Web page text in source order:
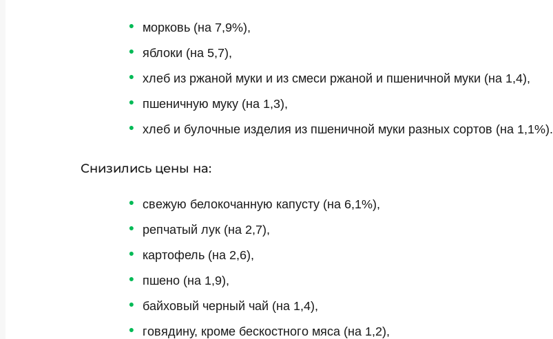
морковь (на 7,9%),
яблоки (на 5,7),
хлеб из ржаной муки и из смеси ржаной и пшеничной муки (на 1,4),
пшеничную муку (на 1,3),
хлеб и булочные изделия из пшеничной муки разных сортов (на 1,1%).
Снизились цены на:
свежую белокочанную капусту (на 6,1%),
репчатый лук (на 2,7),
картофель (на 2,6),
пшено (на 1,9),
байховый черный чай (на 1,4),
говядину, кроме бескостного мяса (на 1,2),